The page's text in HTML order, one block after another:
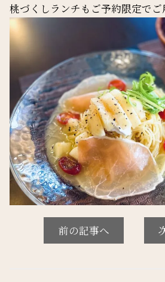
桃づくしランチもご予約限定でご
前の記事へ